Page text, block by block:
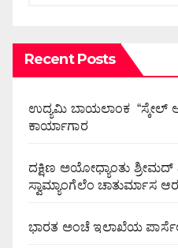
Recent Posts
ಉದ್ಯಮಿ ಬಾಯಲಾಂಕ “ಸ್ಕೇಲ್
ಕಾರ್ಯಾಗಾರ
ದಕ್ಷಿಣ ಅಯೋಧ್ಯಾಂತು ಶ್ರೀಮದ್
ಸ್ವಾಮ್ಯಾಂಗೆಲೆಂ ಚಾತುರ್ಮಾಸ
ಭಾರತ ಅಂಚೆ ಇಲಾಖೆಯ